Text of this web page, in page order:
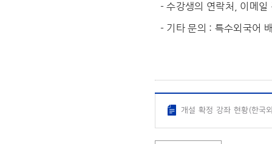
- 수강생의 연락처, 이메
- 기타 문의 : 특수외국어
개설 확정 강좌 현황(한국